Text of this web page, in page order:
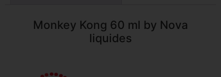
Monkey Kong 60 ml by Nova
liquides